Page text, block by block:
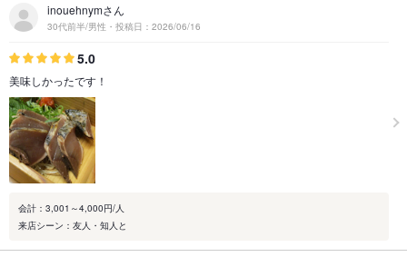
inouehnymさん
30代前半/男性・投稿日：2026/06/16
5.0
美味しかったです！
会計：3,001～4,000円/人
来店シーン：友人・知人と